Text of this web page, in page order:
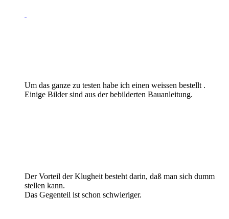
Um das ganze zu testen habe ich einen weissen bestellt .
Einige Bilder sind aus der bebilderten Bauanleitung.
Der Vorteil der Klugheit besteht darin, daß man sich dumm
stellen kann.
Das Gegenteil ist schon schwieriger.